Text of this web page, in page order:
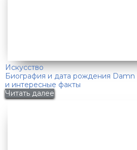
Искусство
Биография и дата рождения Damn
и интересные факты
Читать далее